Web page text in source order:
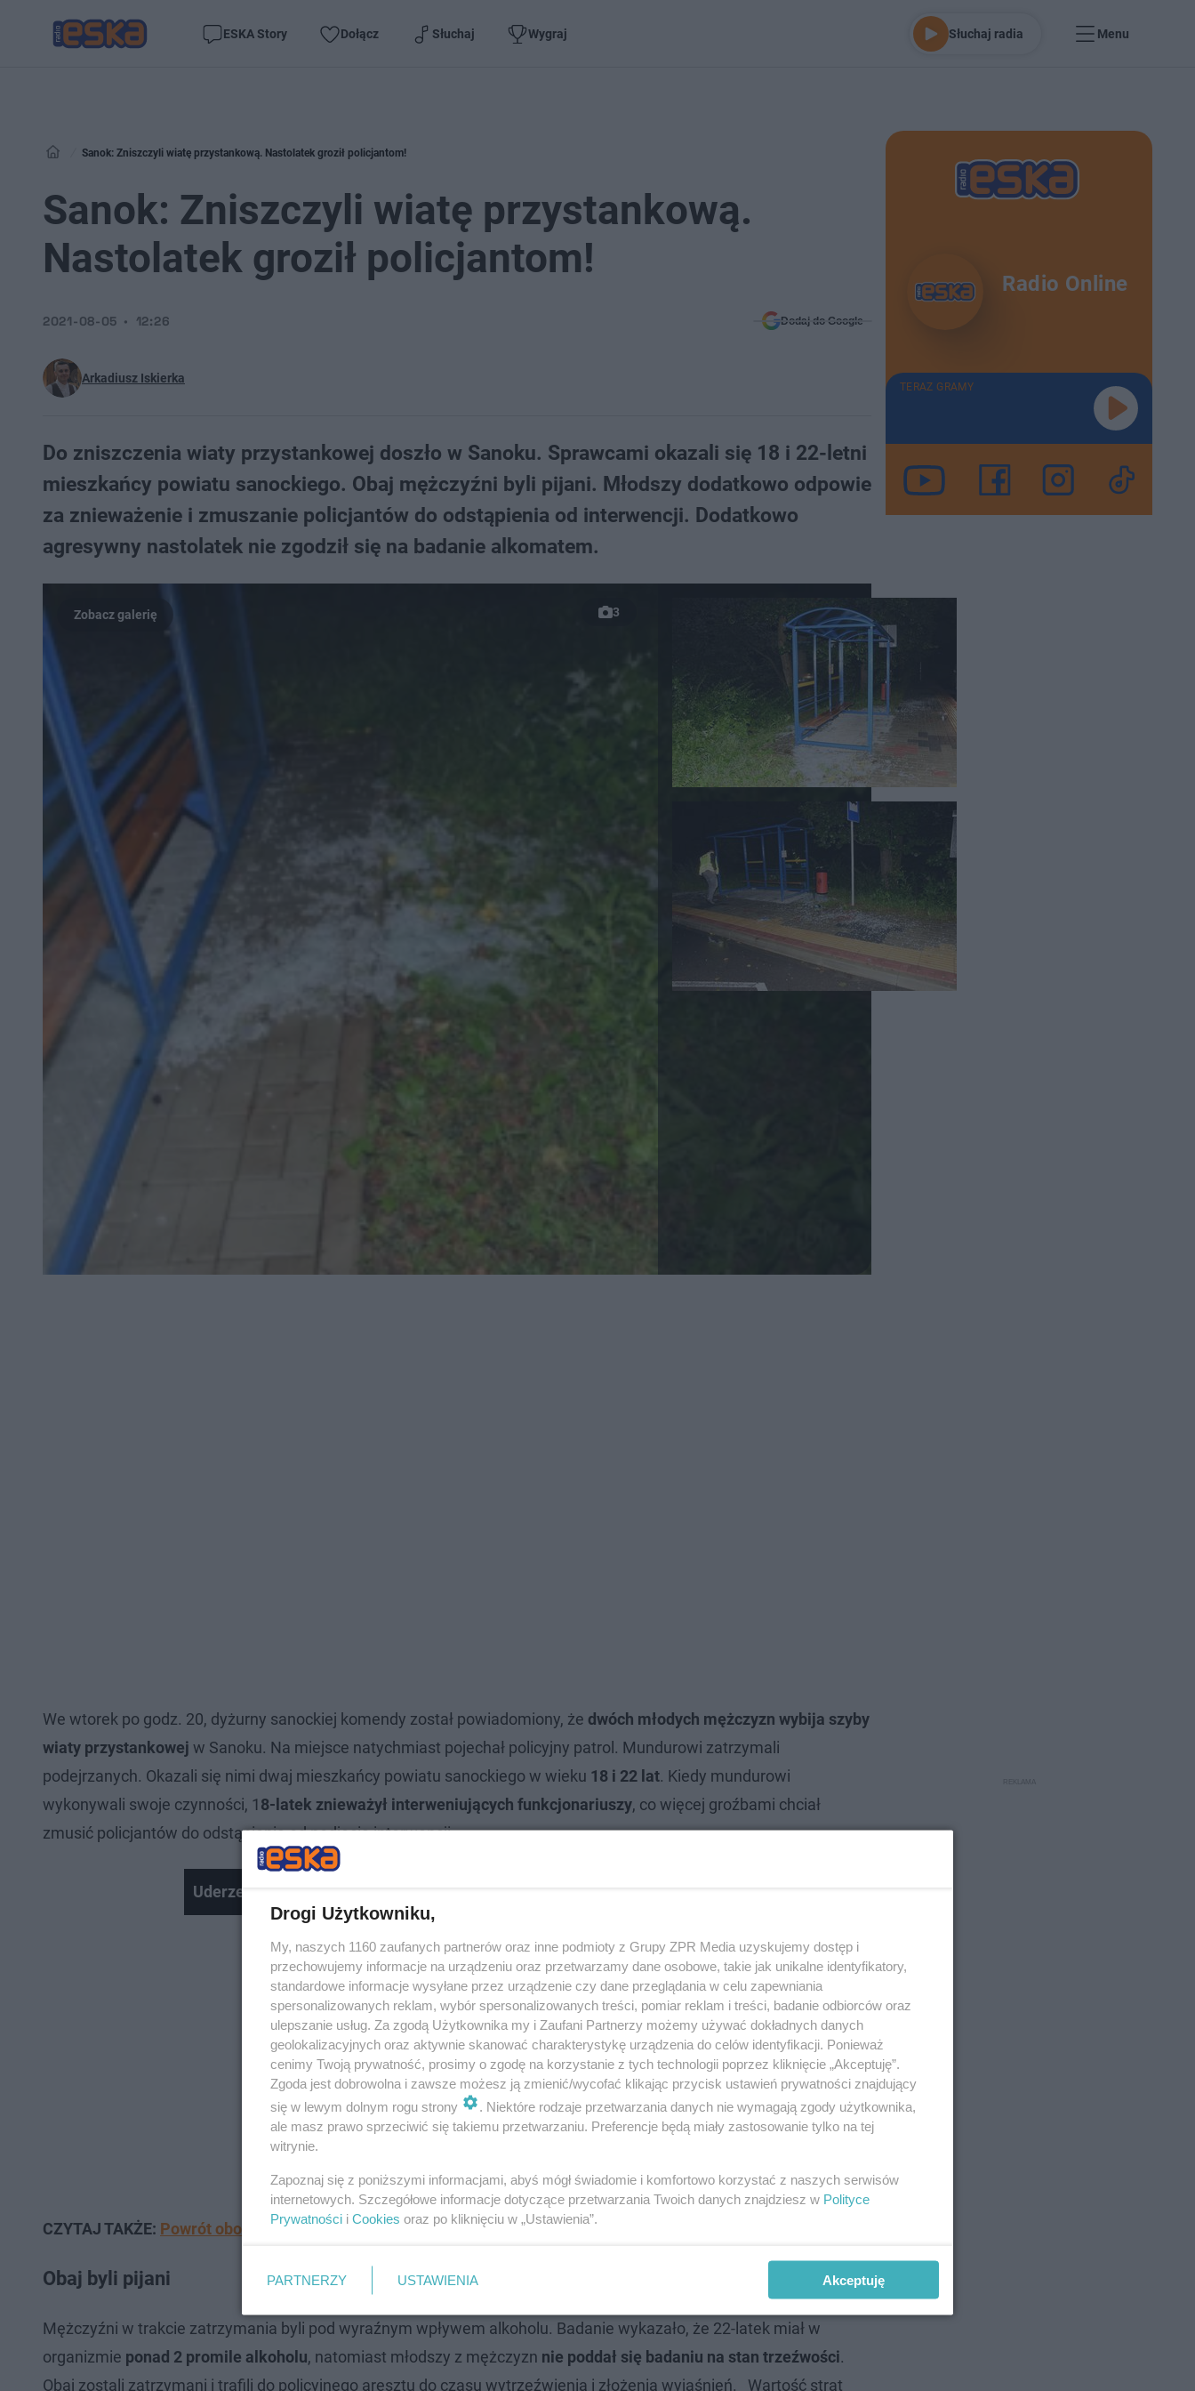
ESKA Story Dołącz Słuchaj Wygraj Słuchaj radia Menu
Sanok: Zniszczyli wiatę przystankową. Nastolatek groził policjantom!
Sanok: Zniszczyli wiatę przystankową.
Nastolatek groził policjantom!
Arkadiusz Iskierka
2021-08-05 12:26 Dodaj do Google
Do zniszczenia wiaty przystankowej doszło w Sanoku. Sprawcami okazali się 18 i 22-letni
mieszkańcy powiatu sanockiego. Obaj mężczyźni byli pijani. Młodszy dodatkowo odpowie
za znieważenie i zmuszanie policjantów do odstąpienia od interwencji. Dodatkowo
agresywny nastolatek nie zgodził się na badanie alkomatem.
3
We wtorek po godz. 20, dyżurny sanockiej komendy został powiadomiony, że dwóch młodych mężczyzn wybija szyby
wiaty przystankowej w Sanoku. Na miejsce natychmiast pojechał policyjny patrol. Mundurowi zatrzymali
podejrzanych. Okazali się nimi dwaj mieszkańcy powiatu sanockiego w wieku 18 i 22 lat. Kiedy mundurowi
wykonywali swoje czynności, 1 8-latek znieważył interweniujących funkcjonariuszy, co więcej groźbami chciał
zmusić policjantów do odstąpienia od podjęcia interwencji.
Uderzenie specgrupy w pseudokibiców
CZYTAJ TAKŻE: Powrót obostrzeń w TYCH województwach. Pięć miejsc na liście! Które regiony będą zamknięte?
Obaj byli pijani
Mężczyźni w trakcie zatrzymania byli pod wyraźnym wpływem alkoholu. Badanie wykazało, że 22-latek miał w
organizmie ponad 2 promile alkoholu, natomiast młodszy z mężczyzn nie poddał się badaniu na stan trzeźwości.
Obaj zostali zatrzymani i trafili do policyjnego aresztu do czasu wytrzeźwienia i złożenia wyjaśnień. Wartość strat
Radio Online
TERAZ GRAMY
Drogi Użytkowniku,
My, naszych 1160 zaufanych partnerów oraz inne podmioty z Grupy ZPR Media uzyskujemy dostęp i
przechowujemy informacje na urządzeniu oraz przetwarzamy dane osobowe, takie jak unikalne identyfikatory,
standardowe informacje wysyłane przez urządzenie czy dane przeglądania w celu zapewniania
spersonalizowanych reklam, wybór spersonalizowanych treści, pomiar reklam i treści, badanie odbiorców oraz
ulepszanie usług. Za zgodą Użytkownika my i Zaufani Partnerzy możemy używać dokładnych danych
geolokalizacyjnych oraz aktywnie skanować charakterystykę urządzenia do celów identyfikacji. Ponieważ
cenimy Twoją prywatność, prosimy o zgodę na korzystanie z tych technologii poprzez kliknięcie „Akceptuję”.
Zgoda jest dobrowolna i zawsze możesz ją zmienić/wycofać klikając przycisk ustawień prywatności znajdujący
się w lewym dolnym rogu strony
. Niektóre rodzaje przetwarzania danych nie wymagają zgody użytkownika,
ale masz prawo sprzeciwić się takiemu przetwarzaniu. Preferencje będą miały zastosowanie tylko na tej
witrynie.
Zapoznaj się z poniższymi informacjami, abyś mógł świadomie i komfortowo korzystać z naszych serwisów
internetowych. Szczegółowe informacje dotyczące przetwarzania Twoich danych znajdziesz w Polityce
Prywatności i Cookies oraz po kliknięciu w „Ustawienia”.
PARTNERZY USTAWIENIA Akceptuję